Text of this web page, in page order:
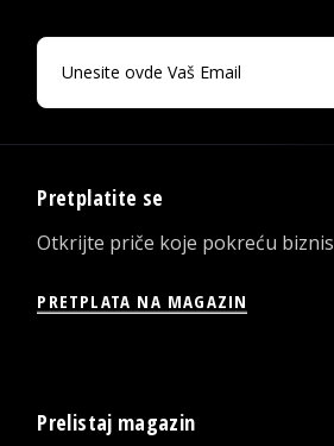
Pretplatite se
Otkrijte priče koje pokreću biznis
PRETPLATA NA MAGAZIN
Prelistaj magazin